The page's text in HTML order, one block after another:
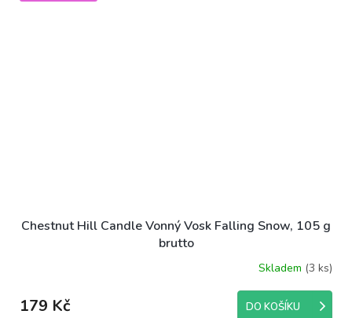
Chestnut Hill Candle Vonný Vosk Falling Snow, 105 g
brutto
Skladem (3 ks)
179 Kč DO KOŠÍKU